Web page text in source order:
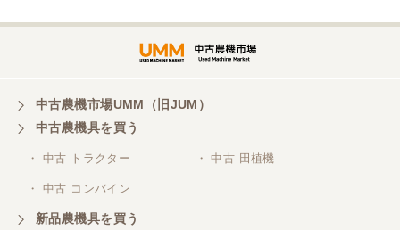
東京都／がーさん
その日に評価しましたが届いてませんか？ 届いてな
ければ再度送信しますが。 大橋粉砕機です。
東京都／がーさん
なんだかんだ積み込みまでして頂き助かりました！
中古農機市場UMM（旧JUM）
中古農機具を買う
・ 中古 トラクター ・ 中古 田植機
・ 中古 コンバイン
新品農機具を買う